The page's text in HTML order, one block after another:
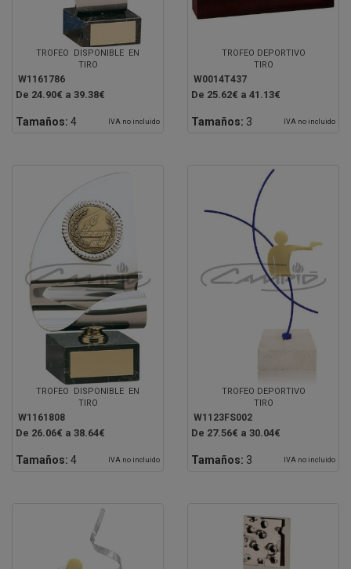
TROFEO DISPONIBLE EN
TIRO
W1161786
De 24.90€ a 39.38€
Tamaños: 4 IVA no incluido
TROFEO DEPORTIVO
TIRO
W0014T437
De 25.62€ a 41.13€
Tamaños: 3 IVA no incluido
TROFEO DISPONIBLE EN
TIRO
W1161808
De 26.06€ a 38.64€
Tamaños: 4 IVA no incluido
TROFEO DEPORTIVO
TIRO
W1123FS002
De 27.56€ a 30.04€
Tamaños: 3 IVA no incluido